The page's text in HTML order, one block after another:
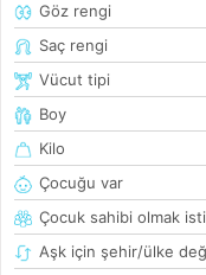
Göz rengi
Saç rengi
Vücut tipi
Boy
Kilo
Çocuğu var
Çocuk sahibi olmak
Aşk için şehir/ülke